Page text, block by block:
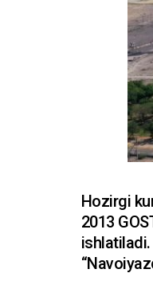
Hozirgi
2013